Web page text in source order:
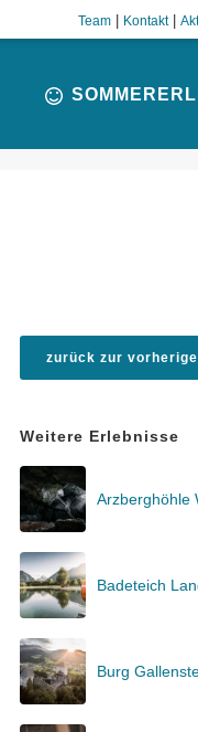
Team Kontakt|
zurück zur
Weitere Erlebnisse
Arzberghöhle
Badeteich
Burg